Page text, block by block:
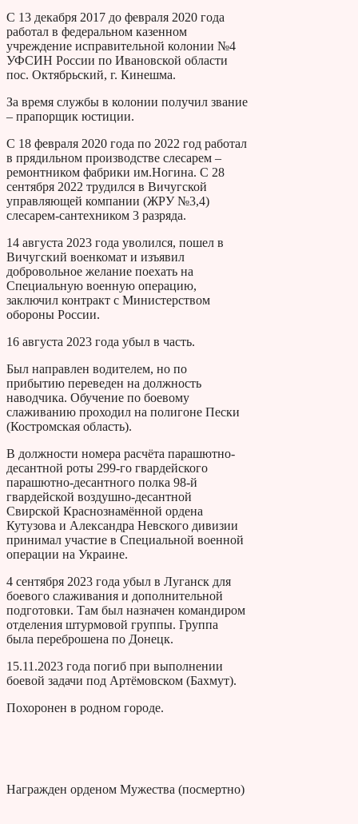
С 13 декабря 2017 до февраля 2020 года
работал в федеральном казенном
учреждение исправительной колонии №4
УФСИН России по Ивановской области
пос. Октябрьский, г. Кинешма.
За время службы в колонии получил звание
– прапорщик юстиции.
С 18 февраля 2020 года по 2022 год работал
в прядильном производстве слесарем –
ремонтником фабрики им.Ногина. С 28
сентября 2022 трудился в Вичугской
управляющей компании (ЖРУ №3,4)
слесарем-сантехником 3 разряда.
14 августа 2023 года уволился, пошел в
Вичугский военкомат и изъявил
добровольное желание поехать на
Специальную военную операцию,
заключил контракт с Министерством
обороны России.
16 августа 2023 года убыл в часть.
Был направлен водителем, но по
прибытию переведен на должность
наводчика. Обучение по боевому
слаживанию проходил на полигоне Пески
(Костромская область).
В должности номера расчёта парашютно-
десантной роты 299-го гвардейского
парашютно-десантного полка 98-й
гвардейской воздушно-десантной
Свирской Краснознамённой ордена
Кутузова и Александра Невского дивизии
принимал участие в Специальной военной
операции на Украине.
4 сентября 2023 года убыл в Луганск для
боевого слаживания и дополнительной
подготовки. Там был назначен командиром
отделения штурмовой группы. Группа
была переброшена по Донецк.
15.11.2023 года погиб при выполнении
боевой задачи под Артёмовском (Бахмут).
Похоронен в родном городе.
Награжден орденом Мужества (посмертно)